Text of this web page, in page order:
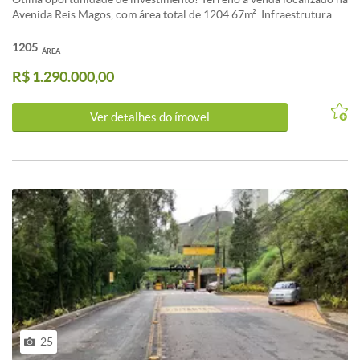
Avenida Reis Magos, com área total de 1204.67m². Infraestrutura
Lima, MG. Aproveite essa chance e garanta seu terreno hoje mesmo.
ÁREA
1205
R$ 1.290.000,00
Ver detalhes do ímovel
25